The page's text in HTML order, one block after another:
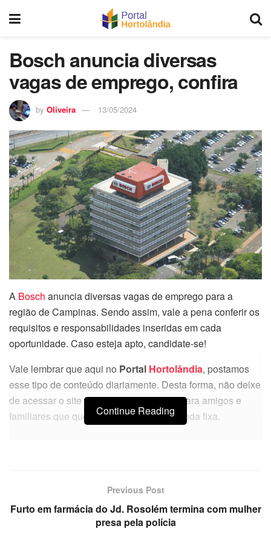
Bosch anuncia diversas
vagas de emprego, confira
by Oliveira 13/05/2024
A Bosch anuncia diversas vagas de emprego para a
região de Campinas. Sendo assim, vale a pena conferir os
requisitos e responsabilidades inseridas em cada
oportunidade. Caso esteja apto, candidate-se!
Vale lembrar que aqui no Portal Hortolândia, postamos
esse tipo de conteúdo diariamente. Desta forma, não deixe
de acessar o site e encaminhar os links para amigos e
familiares que querem uma chance de renda fixa.
Alguns dos benefícios entregues nas vagas, são:
assistência médica / assistência odontológica / PLR /
convênios com farmácias / restaurantes próprios / fretado
Continue Reading
Previous Post
Furto em farmácia do Jd. Rosolém termina com mulher
presa pela polícia